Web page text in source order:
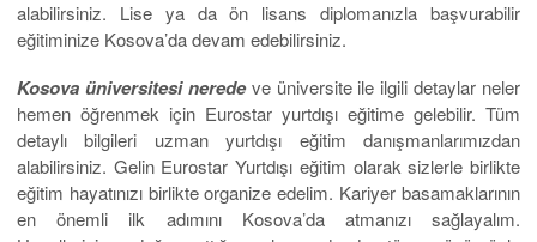
alabilirsiniz. Lise ya da ön lisans diplomanızla başvurabilir
eğitiminize Kosova’da devam edebilirsiniz.
Kosova üniversitesi neredeve üniversite ile ilgili detaylar neler
hemen öğrenmek için Eurostar yurtdışı eğitime gelebilir. Tüm
detaylı bilgileri uzman yurtdışı eğitim danışmanlarımızdan
alabilirsiniz. Gelin Eurostar Yurtdışı eğitim olarak sizlerle birlikte
eğitim hayatınızı birlikte organize edelim. Kariyer basamaklarının
en önemli ilk adımını Kosova’da atmanızı sağlayalım.